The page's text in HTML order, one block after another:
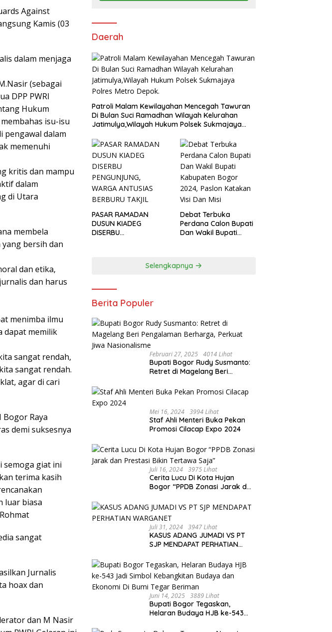
Against
Kamis (03
dalam menjaga
(sebagai
DPP PWRI
Hukum
isu-isu
pengawal dalam
memenuhi
kritis dan mampu
dalam
di Utara
membela
bersih dan
dan etika,
dan harus
menimba ilmu
dapat memilik
sangat rendah,
sangat rendah.
agar di cari
Bogor Raya
demi suksesnya
semoga giat ini
terima kasih
luar biasa
sangat
Jurnalis
hoax dan
dan M Nasir
Daerah
Patroli Malam Kewilayahan Mencegah Tawuran
Di Bulan Suci Ramadhan Wilayah Kelurahan
Jatimulya,Wilayah Hukum Polsek Sukmajaya
PASAR RAMADAN
DUSUN KIADEG
DISERBU
Debat Terbuka
Perdana Calon Bupati
Dan Wakil Bupati
Selengkapnya
Berita Populer
Februari 27, 2025 4014 Lihat
Bupati Bogor Rudy Susmanto:
Retret di Magelang Beri
Jiwa Nasionalisme
Mei 16, 2024 3994 Lihat
Staf Ahli Menteri Buka Pekan
Promosi Cilacap Expo 2024
Juli 16, 2024 3975 Lihat
Cerita Lucu Di Kota Hujan
Bogor “PPDB Zonasi Jarak dan
Juli 31, 2024 3947 Lihat
KASUS ADANG JUMADI VS PT
SJP MENDAPAT PERHATIAN
Juni 14, 2025 3889 Lihat
Bupati Bogor Tegaskan,
Helaran Budaya HJB ke-543